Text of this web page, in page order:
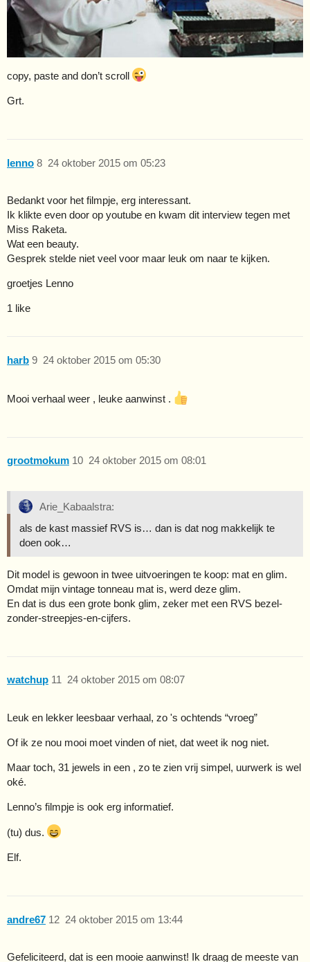
copy, paste and don’t scroll
Grt.
lenno 24 oktober 2015 om 05:23
8
Bedankt voor het filmpje, erg interessant.
Ik klikte even door op youtube en kwam dit interview tegen met
Miss Raketa.
Wat een beauty.
Gesprek stelde niet veel voor maar leuk om naar te kijken.
groetjes Lenno
1 like
harb 24 oktober 2015 om 05:30
9
Mooi verhaal weer , leuke aanwinst .
grootmokum 24 oktober 2015 om 08:01
10
Arie_Kabaalstra:
als de kast massief RVS is… dan is dat nog makkelijk te
doen ook…
Dit model is gewoon in twee uitvoeringen te koop: mat en glim.
Omdat mijn vintage tonneau mat is, werd deze glim.
En dat is dus een grote bonk glim, zeker met een RVS bezel-
zonder-streepjes-en-cijfers.
watchup 24 oktober 2015 om 08:07
11
Leuk en lekker leesbaar verhaal, zo 's ochtends “vroeg”
Of ik ze nou mooi moet vinden of niet, dat weet ik nog niet.
Maar toch, 31 jewels in een , zo te zien vrij simpel, uurwerk is wel
oké.
Lenno’s filmpje is ook erg informatief.
(tu) dus.
Elf.
andre67 24 oktober 2015 om 13:44
12
Gefeliciteerd, dat is een mooie aanwinst! Ik draag de meeste van